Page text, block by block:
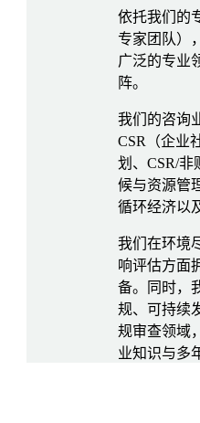
依托我们的
专家团队）
广泛的专业
阵。
我们的咨询
CSR（企业
划、CSR/非
候与资源管
循环经济以
我们在环境
响评估方面
备。同时，
规、可持续
规审查领域
业知识与多